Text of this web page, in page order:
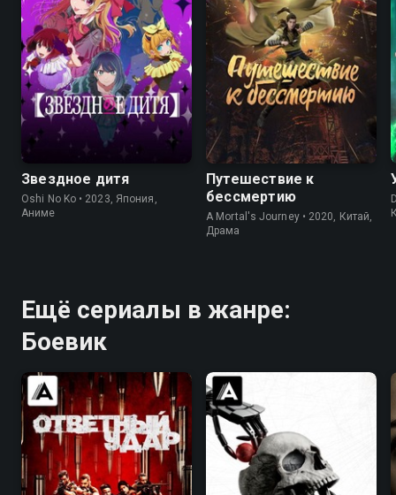
8.5
Звездное дитя
Oshi No Ko • 2023, Япония,
Аниме
7.9 6.9
Путешествие к
бессмертию
A Mortal's Journey • 2020, Китай,
Драма
Ещё сериалы в жанре:
Боевик